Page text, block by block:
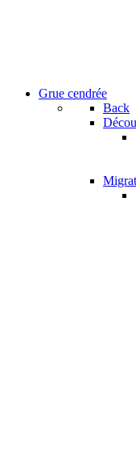
Grue cendrée
Back